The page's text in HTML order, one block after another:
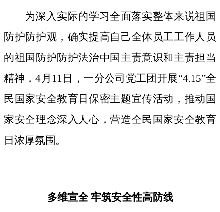
为深入实际的学习全面落实整体来说祖国
防护防护观，确实提高自己全体员工工作人员
的祖国防护防护法治中国主责意识和主责担当
精神，4月11日，一分公司党工团开展“4.15”全
民国家安全教育日保密主题宣传活动，推动国
家安全理念深入人心，营造全民国家安全教育
日浓厚氛围。
多维宣全 牢筑安全性高防线